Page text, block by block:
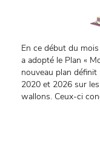
En ce début du
a adopté le Plan «
nouveau plan
2020 et 2026 sur
wallons. Ceux-ci